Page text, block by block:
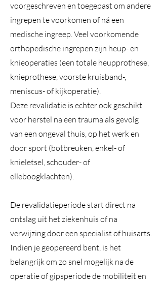
voorgeschreven en toegepast om andere
ingrepen te voorkomen of ná een
medische ingreep. Veel voorkomende
orthopedische ingrepen zijn heup- en
knieoperaties (een totale heupprothese,
knieprothese, voorste kruisband-,
meniscus- of kijkoperatie).
Deze revalidatie is echter ook geschikt
voor herstel na een trauma als gevolg
van een ongeval thuis, op het werk en
door sport (botbreuken, enkel- of
knieletsel, schouder- of
elleboogklachten).
De revalidatieperiode start direct na
ontslag uit het ziekenhuis of na
verwijzing door een specialist of huisarts.
Indien je geopereerd bent, is het
belangrijk om zo snel mogelijk na de
operatie of gipsperiode de mobiliteit en